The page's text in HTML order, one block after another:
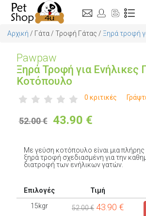
Αρχική / Γάτα / Τροφή Γάτας / Ξηρά τροφή
Pawpaw
Ξηρά Τροφή για Ενήλικες
Κοτόπουλο
0 κριτικές
52.00 € 43.90 €
Με γεύση κοτόπουλο είναι μια πλήρης
ξηρά τροφή σχεδιασμένη για την
διατροφή των ενήλικων γατών.
Επιλογές Τιμή
15kgr
52.00 € 43.90 €